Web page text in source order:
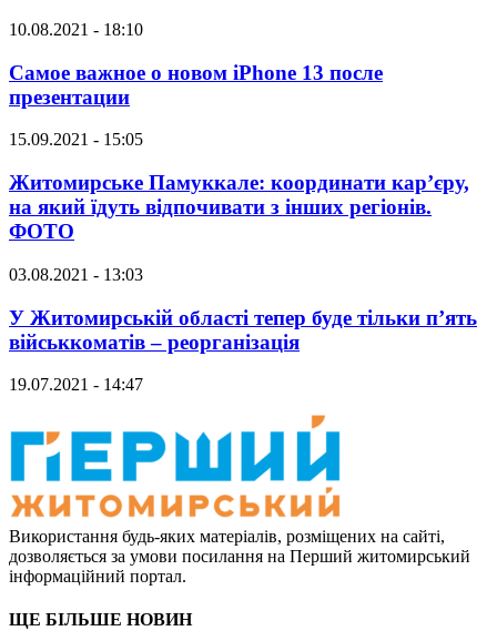
10.08.2021 - 18:10
Самое важное о новом iPhone 13 после
презентации
15.09.2021 - 15:05
Житомирське Памуккале: координати кар’єру,
на який їдуть відпочивати з інших регіонів.
ФОТО
03.08.2021 - 13:03
У Житомирській області тепер буде тільки п’ять
військкоматів – реорганізація
19.07.2021 - 14:47
Використання будь-яких матеріалів, розміщених на сайті,
дозволяється за умови посилання на Перший житомирський
інформаційний портал.
ЩЕ БІЛЬШЕ НОВИН